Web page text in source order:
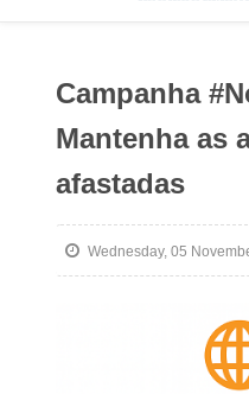
Campanha
Mantenha as
afastadas
Wednesday, 05